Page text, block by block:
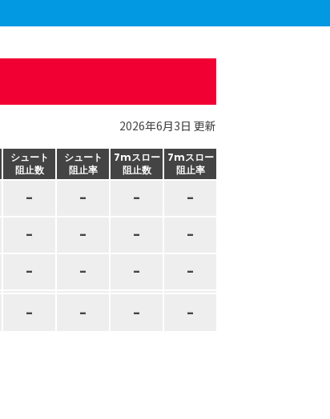
2026年6月3日 更新
シュート
阻止数
シュート
阻止率
7mスロー
阻止数
7mスロー
阻止率
- - -
-
- - -
-
- - - -
- - - -